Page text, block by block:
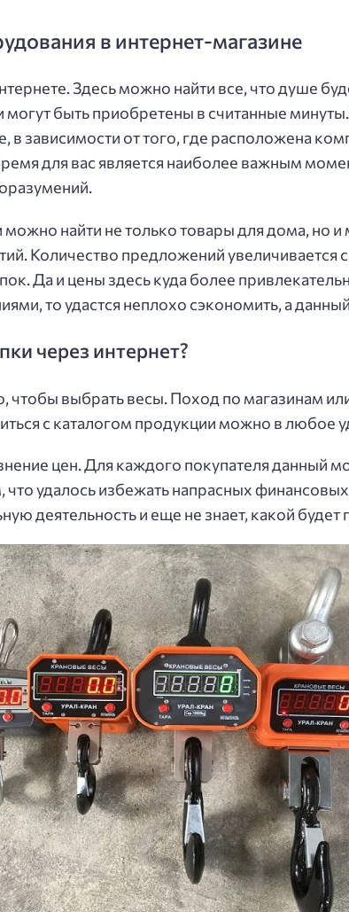
в интернет-магазине
Здесь можно найти все, что душе
могут быть приобретены в считанные
зависимости от того, где расположена
для вас является наиболее важным
можно найти не только товары для дома, но
Количество предложений увеличивается
Да и цены здесь куда более
то удастся неплохо сэкономить, а
через интернет?
чтобы выбрать весы. Поход по магазинам
с каталогом продукции можно в любое
цен. Для каждого покупателя данный
удалось избежать напрасных
деятельность и еще не знает, какой